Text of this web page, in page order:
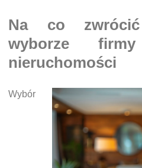
Na co
wyborze
nieruchomości
Wybór